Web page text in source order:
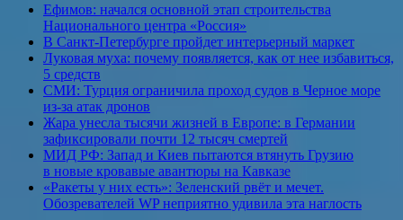
Ефимов: начался основной этап строительства
Национального центра «Россия»
В Санкт-Петербурге пройдет интерьерный маркет
Луковая муха: почему появляется, как от нее избавиться,
5 средств
СМИ: Турция ограничила проход судов в Черное море
из-за атак дронов
Жара унесла тысячи жизней в Европе: в Германии
зафиксировали почти 12 тысяч смертей
МИД РФ: Запад и Киев пытаются втянуть Грузию
в новые кровавые авантюры на Кавказе
«Ракеты у них есть»: Зеленский рвёт и мечет.
Обозревателей WP неприятно удивила эта наглость